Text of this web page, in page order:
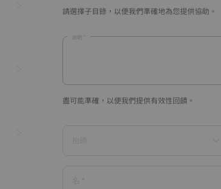
請選擇子目錄，以便我們準確地為您提供協助。
說明
盡可能準確，以便我們提供有效性回饋。